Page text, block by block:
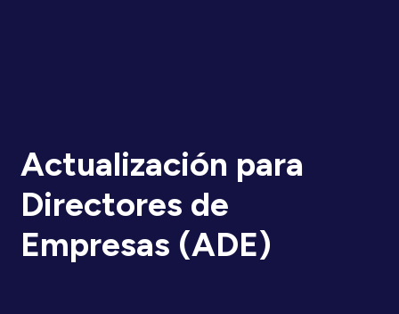
Actualización para
Directores de
Empresas (ADE)